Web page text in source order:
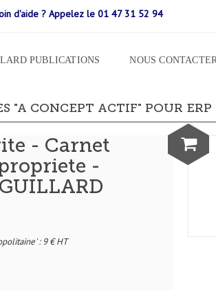
d'aide ? Appelez le 01 47 31 52 94
PUBLICATIONS NOUS
"A CONCEPT ACTIF" POUR
- Carnet
-
: 9 € HT